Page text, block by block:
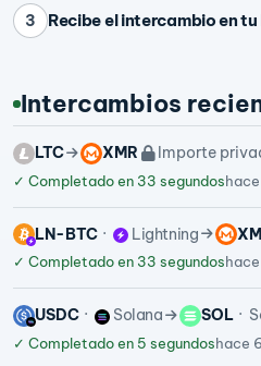
3 Recibe el intercambio en
Intercambios
LTC XMR Importe
✓ Completado en 33 segundos
LN-BTC Lightning
✓ Completado en 33 segundos
USDC Solana SOL
✓ Completado en 5 segundoshace